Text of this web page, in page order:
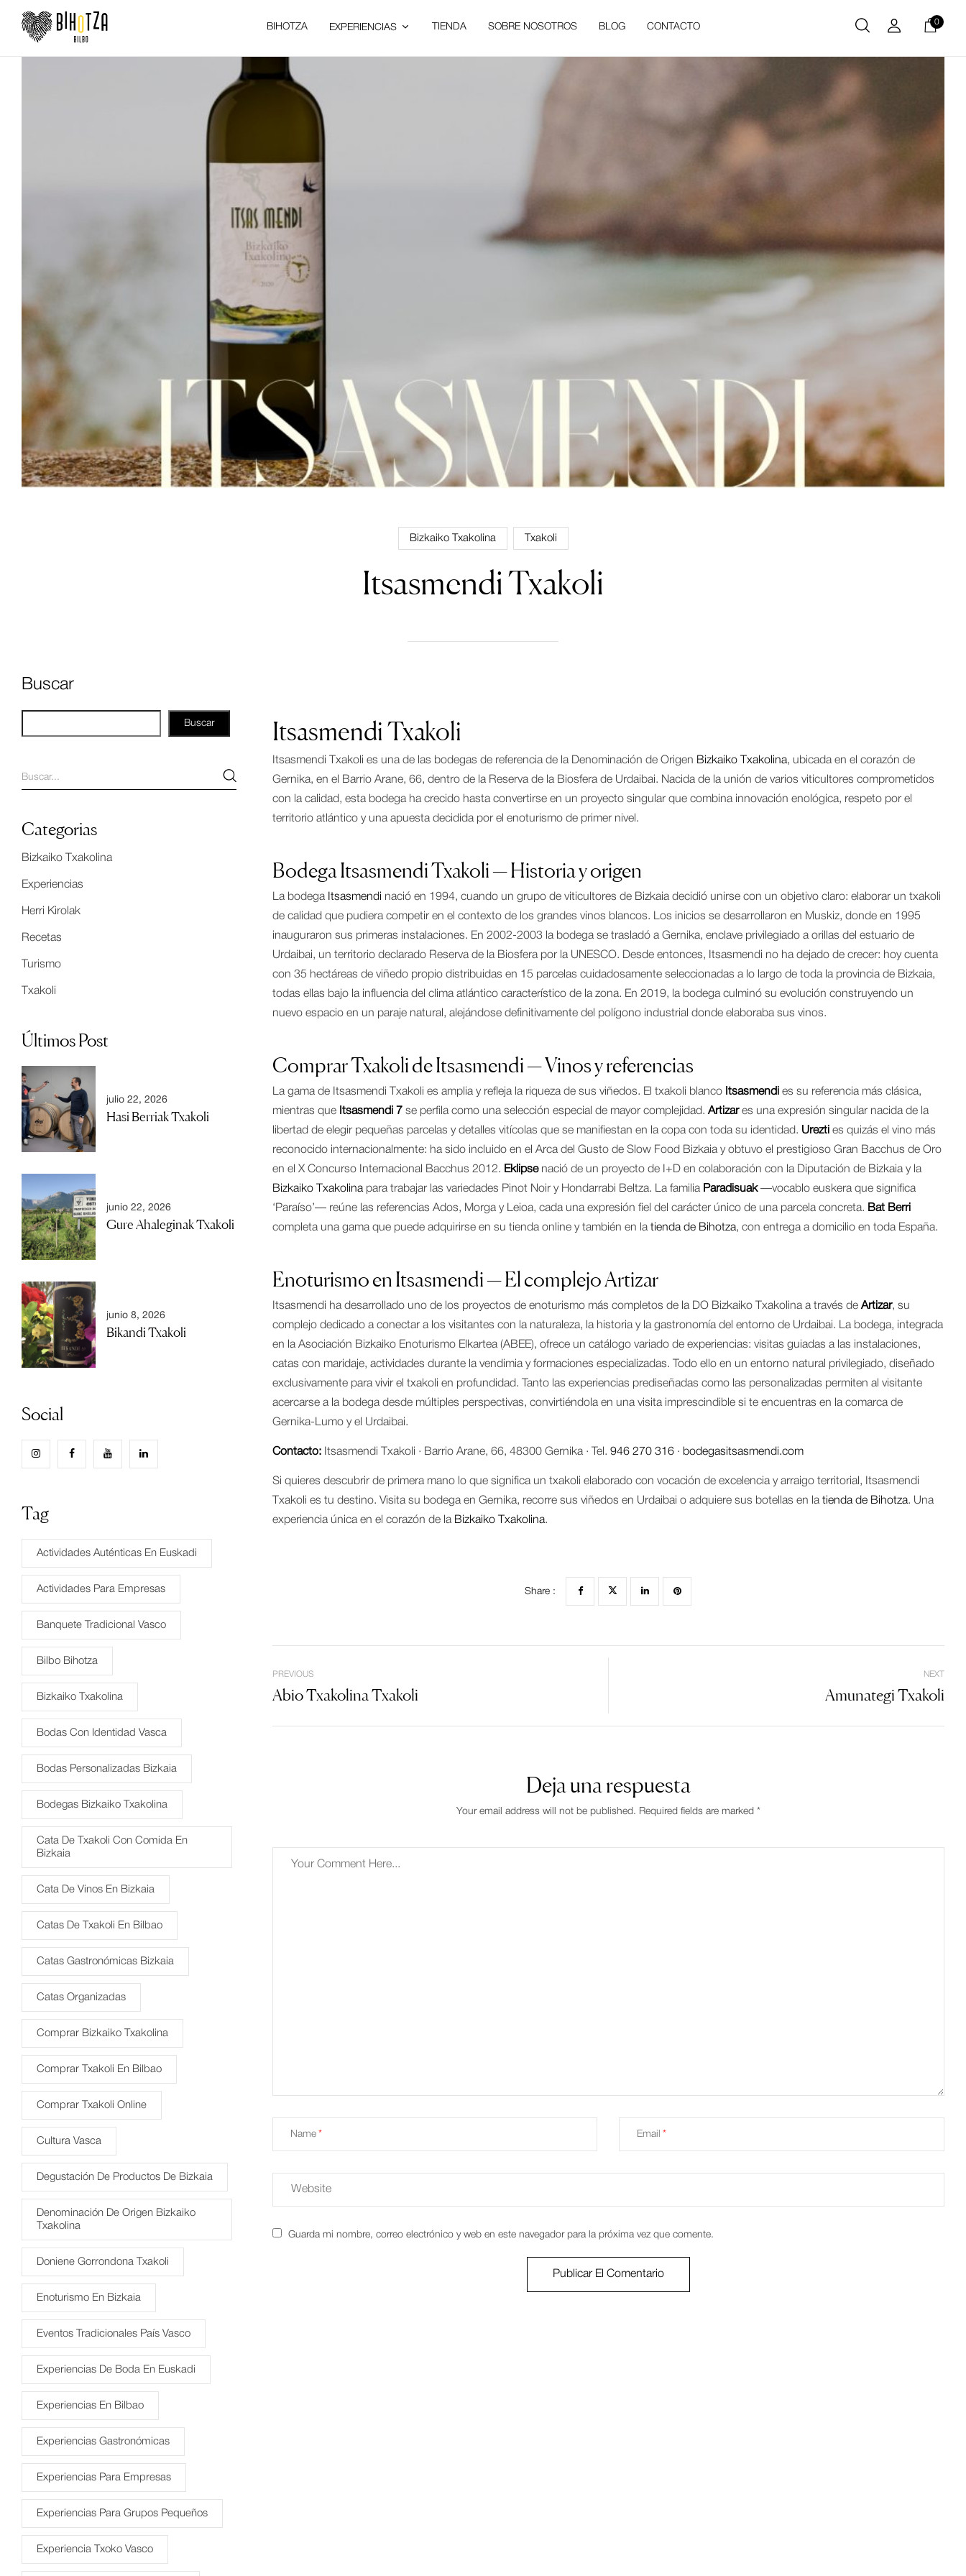
BIHOTZA EXPERIENCIAS TIENDA SOBRE NOSOTROS BLOG CONTACTO
0
Bizkaiko Txakolina Txakoli
Itsasmendi Txakoli
Buscar
Buscar
Categorias
Bizkaiko Txakolina
Experiencias
Herri Kirolak
Recetas
Turismo
Txakoli
Últimos Post
julio 22, 2026
Hasi Berriak Txakoli
junio 22, 2026
Gure Ahaleginak Txakoli
junio 8, 2026
Bikandi Txakoli
Social
Tag
Actividades Auténticas En Euskadi
Actividades Para Empresas
Banquete Tradicional Vasco
Bilbo Bihotza
Bizkaiko Txakolina
Bodas Con Identidad Vasca
Bodas Personalizadas Bizkaia
Bodegas Bizkaiko Txakolina
Cata De Txakoli Con Comida En
Bizkaia
Cata De Vinos En Bizkaia
Catas De Txakoli En Bilbao
Catas Gastronómicas Bizkaia
Catas Organizadas
Comprar Bizkaiko Txakolina
Comprar Txakoli En Bilbao
Comprar Txakoli Online
Cultura Vasca
Degustación De Productos De Bizkaia
Denominación De Origen Bizkaiko
Txakolina
Doniene Gorrondona Txakoli
Enoturismo En Bizkaia
Eventos Tradicionales País Vasco
Experiencias De Boda En Euskadi
Experiencias En Bilbao
Experiencias Gastronómicas
Experiencias Para Empresas
Experiencias Para Grupos Pequeños
Experiencia Txoko Vasco
Itsasmendi Txakoli
Itsasmendi Txakoli es una de las bodegas de referencia de la Denominación de Origen Bizkaiko Txakolina, ubicada en el corazón de
Gernika, en el Barrio Arane, 66, dentro de la Reserva de la Biosfera de Urdaibai. Nacida de la unión de varios viticultores comprometidos
con la calidad, esta bodega ha crecido hasta convertirse en un proyecto singular que combina innovación enológica, respeto por el
territorio atlántico y una apuesta decidida por el enoturismo de primer nivel.
Bodega Itsasmendi Txakoli — Historia y origen
La bodega Itsasmendi nació en 1994, cuando un grupo de viticultores de Bizkaia decidió unirse con un objetivo claro: elaborar un txakoli
de calidad que pudiera competir en el contexto de los grandes vinos blancos. Los inicios se desarrollaron en Muskiz, donde en 1995
inauguraron sus primeras instalaciones. En 2002-2003 la bodega se trasladó a Gernika, enclave privilegiado a orillas del estuario de
Urdaibai, un territorio declarado Reserva de la Biosfera por la UNESCO. Desde entonces, Itsasmendi no ha dejado de crecer: hoy cuenta
con 35 hectáreas de viñedo propio distribuidas en 15 parcelas cuidadosamente seleccionadas a lo largo de toda la provincia de Bizkaia,
todas ellas bajo la influencia del clima atlántico característico de la zona. En 2019, la bodega culminó su evolución construyendo un
nuevo espacio en un paraje natural, alejándose definitivamente del polígono industrial donde elaboraba sus vinos.
Comprar Txakoli de Itsasmendi — Vinos y referencias
La gama de Itsasmendi Txakoli es amplia y refleja la riqueza de sus viñedos. El txakoli blanco Itsasmendi es su referencia más clásica,
mientras que Itsasmendi 7 se perfila como una selección especial de mayor complejidad.Artizares una expresión singular nacida de la
libertad de elegir pequeñas parcelas y detalles vitícolas que se manifiestan en la copa con toda su identidad. Urezti es quizás el vino más
reconocido internacionalmente: ha sido incluido en el Arca del Gusto de Slow Food Bizkaia y obtuvo el prestigioso Gran Bacchus de Oro
en el X Concurso Internacional Bacchus 2012. Eklipsenació de un proyecto de I+D en colaboración con la Diputación de Bizkaia y la
Bizkaiko Txakolinapara trabajar las variedades Pinot Noir y Hondarrabi Beltza. La familia Paradisuak—vocablo euskera que significa
‘Paraíso’— reúne las referencias Ados, Morga y Leioa, cada una expresión fiel del carácter único de una parcela concreta. Bat Berri
completa una gama que puede adquirirse en su tienda online y también en la tienda de Bihotza, con entrega a domicilio en toda España.
Enoturismo en Itsasmendi — El complejo Artizar
Itsasmendi ha desarrollado uno de los proyectos de enoturismo más completos de la DO Bizkaiko Txakolina a través deArtizar, su
complejo dedicado a conectar a los visitantes con la naturaleza, la historia y la gastronomía del entorno de Urdaibai. La bodega, integrada
en la Asociación Bizkaiko Enoturismo Elkartea (ABEE), ofrece un catálogo variado de experiencias: visitas guiadas a las instalaciones,
catas con maridaje, actividades durante la vendimia y formaciones especializadas. Todo ello en un entorno natural privilegiado, diseñado
exclusivamente para vivir el txakoli en profundidad. Tanto las experiencias prediseñadas como las personalizadas permiten al visitante
acercarse a la bodega desde múltiples perspectivas, convirtiéndola en una visita imprescindible si te encuentras en la comarca de
Gernika-Lumo y el Urdaibai.
Contacto:Itsasmendi Txakoli · Barrio Arane, 66, 48300 Gernika · Tel. 946 270 316· bodegasitsasmendi.com
Si quieres descubrir de primera mano lo que significa un txakoli elaborado con vocación de excelencia y arraigo territorial, Itsasmendi
Txakoli es tu destino. Visita su bodega en Gernika, recorre sus viñedos en Urdaibai o adquiere sus botellas en la tienda de Bihotza. Una
experiencia única en el corazón de la Bizkaiko Txakolina.
Share :
PREVIOUS
Abio Txakolina Txakoli
NEXT
Amunategi Txakoli
Deja una respuesta
Your email address will not be published. Required fields are marked *
Name Email
Guarda mi nombre, correo electrónico y web en este navegador para la próxima vez que comente.